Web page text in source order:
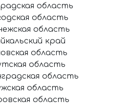
область
область
область
край
область
область
область
область
область